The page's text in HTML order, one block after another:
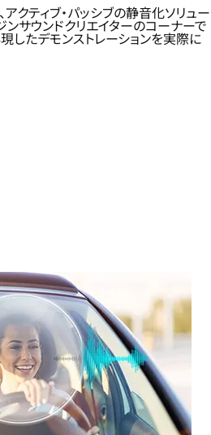
クティブ・パッシブの静音化ソリュー
ンサウンドクリエイターのコーナーで
したデモンストレーションを実際に